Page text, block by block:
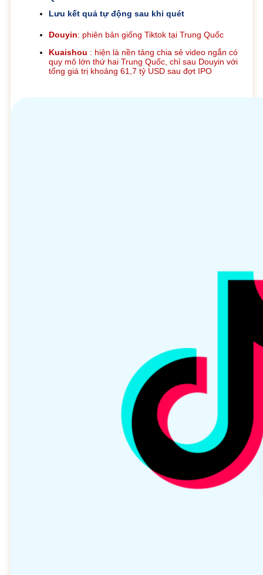
Lưu kết quả tự động sau khi quét
Douyin: phiên bản giống Tiktok tại Trung Quốc
Kuaishou : hiện là nền tảng chia sẻ video ngắn có
quy mô lớn thứ hai Trung Quốc, chỉ sau Douyin với
tổng giá trị khoảng 61,7 tỷ USD sau đợt IPO